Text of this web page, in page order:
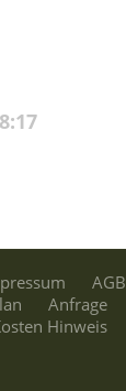
AGB
Anfrage
Hinweis